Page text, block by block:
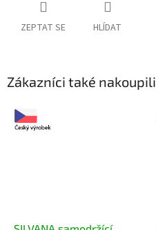
ZEPTAT SE HLÍDAT
Zákazníci také nakoupili